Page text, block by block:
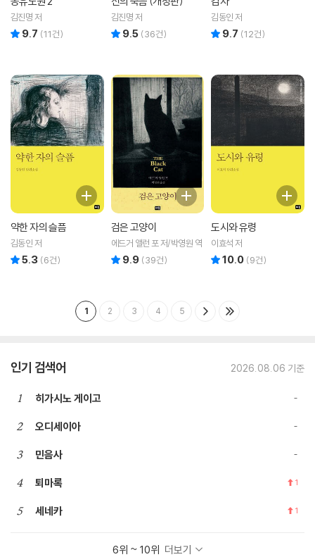
김진명 저
9.7 (11건)
김진명 저
9.5 (36건)
김동인 저
9.7 (12건)
약한 자의 슬픔
김동인 저
5.3 (6건)
검은 고양이
에드거 앨런 포 저/박영원 역
9.9 (39건)
도시와 유령
이효석 저
10.0 (9건)
1 2 3 4 5
인기 검색어 2026.08.06 기준
1 히가시노 게이고
2 오디세이아
3 민음사
4 퇴마록 1
5 세네카 1
6위 ~ 10위 더보기